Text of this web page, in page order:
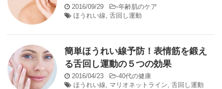
2016/09/29 -年齢肌のケア
ほうれい線, 舌回し運動
簡単ほうれい線予防！表情筋を鍛え
る舌回し運動の５つの効果
2016/04/23 -40代の健康
ほうれい線, マリオネットライン, 舌回し運動